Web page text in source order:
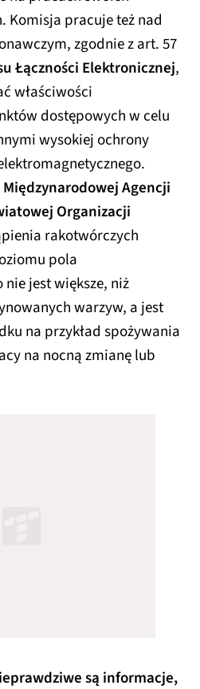
Komisja pracuje też nad
zgodnie z art. 57
Łączności Elektronicznej,
właściwości
dostępowych w celu
wysokiej ochrony
Międzynarodowej Agencji
Organizacji
rakotwórczych
pola
jest większe, niż
warzyw, a jest
na przykład spożywania
na nocną zmianę lub
są informacje,